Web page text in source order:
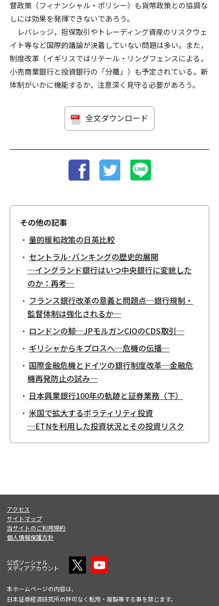
督政策（フィナンシャル・ポリシー）も貨幣政策との協調な
しには効果を発揮できないであろう。
レバレッジ，担保取引やトレーディング資産のリスクウェ
イト等など国際的議論が決着していない問題は多い。また，
制度改革（イギリスではリテール・リングフェンスによる，
小売商業銀行と投資銀行の「分離」）も予定されている。新
体制がいかに機能するか，注意深く見守る必要があろう。
全文ダウンロード
その他の記事
量的緩和政策の日英比較
セントラル･バンキングの歴史的展開
─イングランド銀行はいつ中央銀行に変貌した
のか：再考─
フランス銀行改革の意義と問題点─銀行規制・
監督体制は強化されるか─
ロンドンの鯨─JPモルガンCIOのCDS取引─
ギリシャからキプロスへ─危機の伝播─
国際金融危機とドイツの銀行制度改革─金融危
機再発防止の試み─
日本興業銀行100年の軌跡と証券業務（下）
米国で拡大するボラティリティ投資
─ETNを利用した投資状況とその投資リスク
アクセス
サイトマップ
当サイトのご利用規約
個人情報保護方針
公式ソーシャル
メディアアカウント
本ホームページの内容は、
日本証券経済研究所の許可なく転用・複製等する事を禁じます。